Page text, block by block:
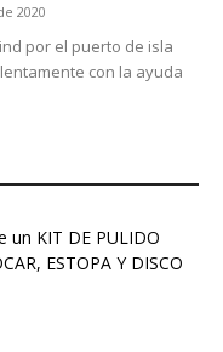
2020
por el puerto de isla
con la ayuda
un KIT DE PULIDO
ESTOPA Y DISCO